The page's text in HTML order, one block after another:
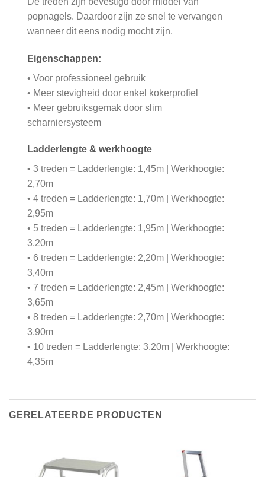
popnagels. Daardoor zijn ze snel te vervangen
wanneer dit eens nodig mocht zijn.
Eigenschappen:
• Voor professioneel gebruik
• Meer stevigheid door enkel kokerprofiel
• Meer gebruiksgemak door slim
scharniersysteem
Ladderlengte & werkhoogte
• 3 treden = Ladderlengte: 1,45m | Werkhoogte:
2,70m
• 4 treden = Ladderlengte: 1,70m | Werkhoogte:
2,95m
• 5 treden = Ladderlengte: 1,95m | Werkhoogte:
3,20m
• 6 treden = Ladderlengte: 2,20m | Werkhoogte:
3,40m
• 7 treden = Ladderlengte: 2,45m | Werkhoogte:
3,65m
• 8 treden = Ladderlengte: 2,70m | Werkhoogte:
3,90m
• 10 treden = Ladderlengte: 3,20m | Werkhoogte:
4,35m
GERELATEERDE PRODUCTEN